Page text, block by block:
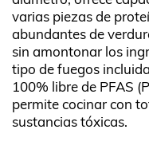
varias piezas de
abundantes de
sin amontonar los
tipo de fuegos
100% libre de PFAS
permite cocinar con
sustancias tóxicas.